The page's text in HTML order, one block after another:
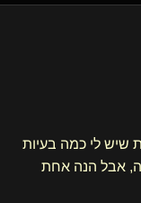
שיש לי כמה בעיות
אבל הנה אחת